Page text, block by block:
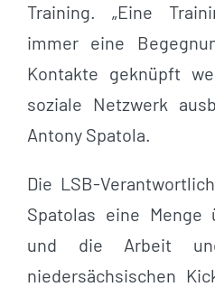
Training. „Eine
immer eine
Kontakte geknüpft
soziale Netzwerk
Antony Spatola.
Die LSB-
Spatolas eine Menge
und die Arbeit
niedersächsischen